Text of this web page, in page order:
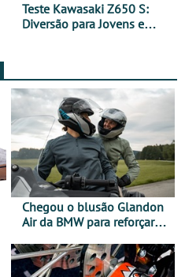
Teste Kawasaki Z650 S:
Diversão para Jovens e
Chegou o blusão Glandon
Air da BMW para reforçar
verão